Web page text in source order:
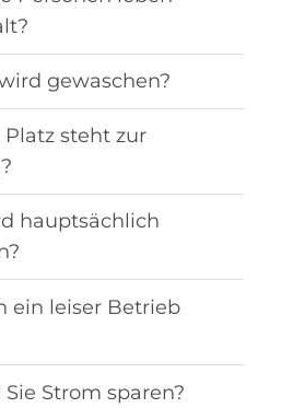
gewaschen?
Platz steht zur
hauptsächlich
ein leiser Betrieb
Sie Strom sparen?